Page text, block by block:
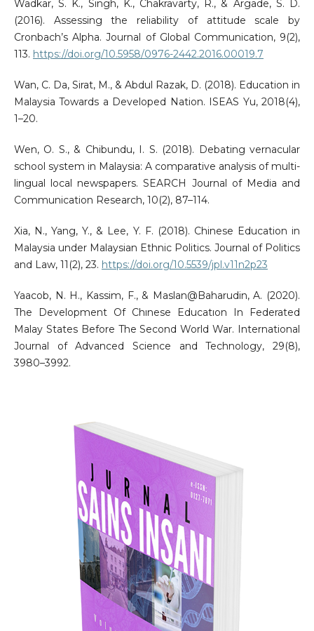
Wadkar, S. K., Singh, K., Chakravarty, R., & Argade, S. D.
(2016). Assessing the reliability of attitude scale by
Cronbach’s Alpha. Journal of Global Communication, 9(2),
113. https://doi.org/10.5958/0976-2442.2016.00019.7
Wan, C. Da, Sirat, M., & Abdul Razak, D. (2018). Education in
Malaysia Towards a Developed Nation. ISEAS Yu, 2018(4),
1–20.
Wen, O. S., & Chibundu, I. S. (2018). Debating vernacular
school system in Malaysia: A comparative analysis of multi-
lingual local newspapers. SEARCH Journal of Media and
Communication Research, 10(2), 87–114.
Xia, N., Yang, Y., & Lee, Y. F. (2018). Chinese Education in
Malaysia under Malaysian Ethnic Politics. Journal of Politics
and Law, 11(2), 23. https://doi.org/10.5539/jpl.v11n2p23
Yaacob, N. H., Kassim, F., & Maslan@Baharudin, A. (2020).
The Development Of Chınese Educatıon In Federated
Malay States Before The Second World War. International
Journal of Advanced Science and Technology, 29(8),
3980–3992.